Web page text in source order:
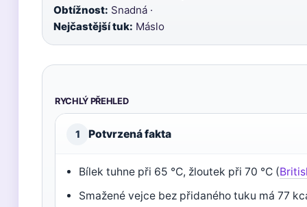
Obtížnost: Snadná ·
Nejčastější tuk: Máslo
RYCHLÝ PŘEHLED
1 Potvrzená fakta
Bílek tuhne při 65 °C, žloutek při 70 °C (
Smažené vejce bez přidaného tuku má 77